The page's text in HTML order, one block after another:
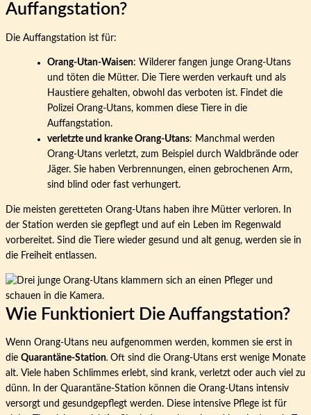
Auffangstation?
Die Auffangstation ist für:
Orang-Utan-Waisen: Wilderer fangen junge Orang-Utans
und töten die Mütter. Die Tiere werden verkauft und als
Haustiere gehalten, obwohl das verboten ist. Findet die
Polizei Orang-Utans, kommen diese Tiere in die
Auffangstation.
verletzte und kranke Orang-Utans: Manchmal werden
Orang-Utans verletzt, zum Beispiel durch Waldbrände oder
Jäger. Sie haben Verbrennungen, einen gebrochenen Arm,
sind blind oder fast verhungert.
Die meisten geretteten Orang-Utans haben ihre Mütter verloren. In
der Station werden sie gepflegt und auf ein Leben im Regenwald
vorbereitet. Sind die Tiere wieder gesund und alt genug, werden sie in
die Freiheit entlassen.
Wie Funktioniert Die Auffangstation?
Wenn Orang-Utans neu aufgenommen werden, kommen sie erst in
die Quarantäne-Station. Oft sind die Orang-Utans erst wenige Monate
alt. Viele haben Schlimmes erlebt, sind krank, verletzt oder auch viel zu
dünn. In der Quarantäne-Station können die Orang-Utans intensiv
versorgt und gesundgepflegt werden. Diese intensive Pflege ist für